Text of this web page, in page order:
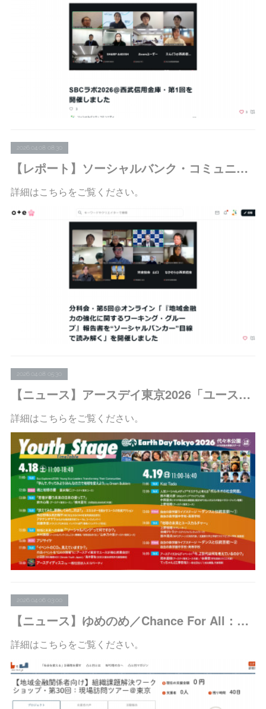
2026.04.08 08:30
【レポート】ソーシャルバンク・コミュニティ：分科会・第5回＠オンライン「『地域金融力の強化に関するワーキング・グループ』報告書を“ソーシャルバンカー”目線で読み解く」を開催しました
詳細はこちらをご覧ください。
2026.04.08 05:30
【ニュース】アースデイ東京2026「ユースステージ」に代表・木村が登壇します
詳細はこちらをご覧ください。
2026.04.06 03:00
【ニュース】ゆめのめ／Chance For All：「組織課題解決ワークショップ＠東京・第30回」の支援者募集を開始しました
詳細はこちらをご覧ください。